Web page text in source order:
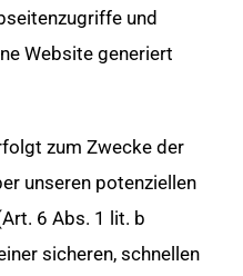
und
Website generiert
zum Zwecke der
unseren potenziellen
6 Abs. 1 lit. b
sicheren, schnellen